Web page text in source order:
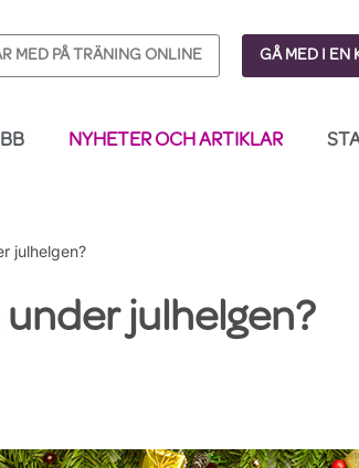
MED PÅ TRÄNING ONLINE GÅ MED I EN
NYHETER OCH ARTIKLAR
julhelgen?
under julhelgen?